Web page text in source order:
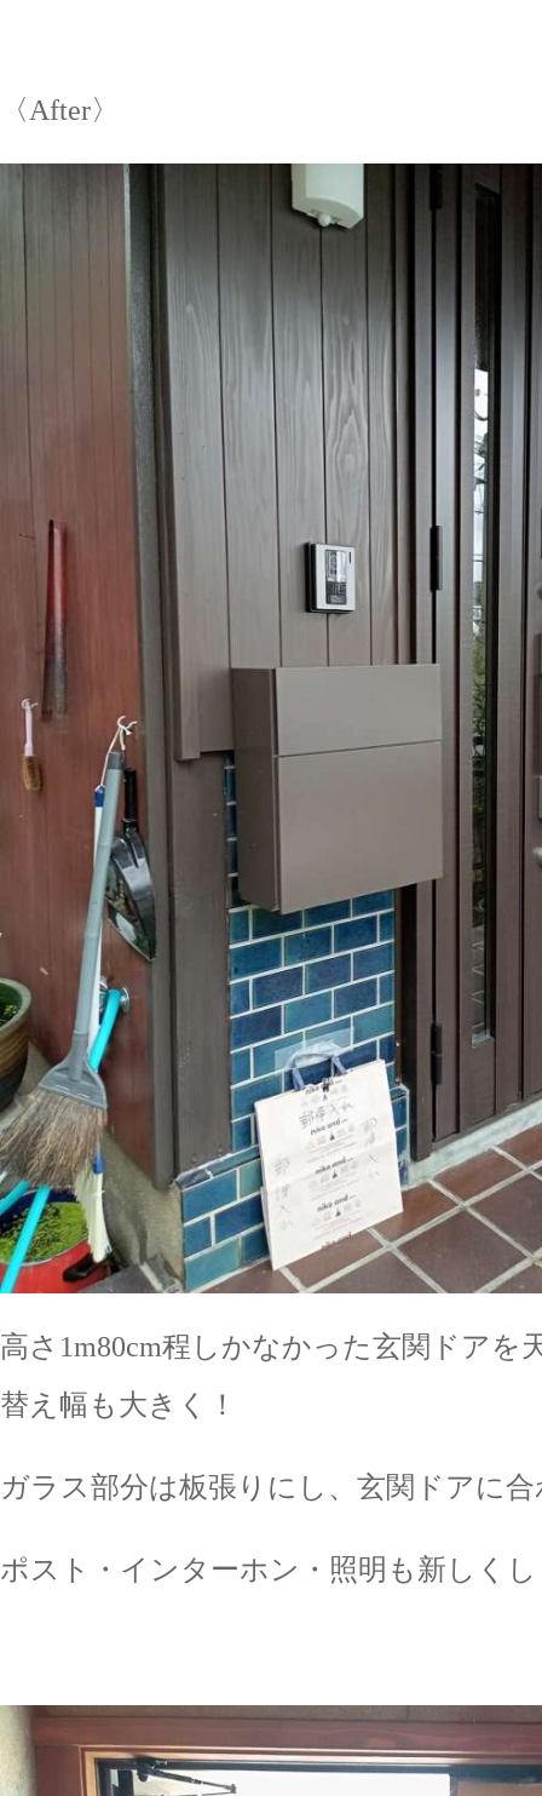
〈After〉
高さ1m80cm程しかなかった玄関ドアを
替え幅も大きく！
ガラス部分は板張りにし、玄関ドアに
ポスト・インターホン・照明も新しく